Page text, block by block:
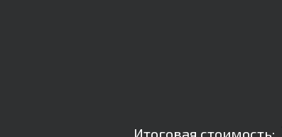
Итоговая стоимость: